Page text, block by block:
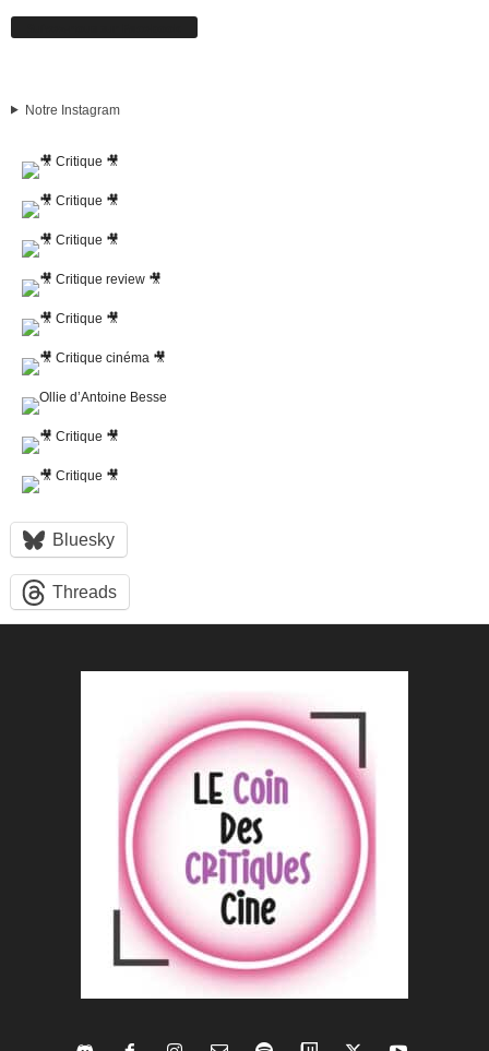
Notre Instagram
Bluesky
Threads